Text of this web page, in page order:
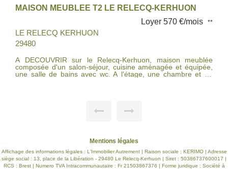
meublée
équipée,
et un
CONTEMPORAINE T6 PLOUGASTEL
Loyer 1 400 €/
PLOUGASTEL DAOULAS
NOUVEAUTE . Contemporaine PLOUGASTEL
non mitoyenne sur un jardin d'environ 670 m², salon
avec poêle à granules, une cuisine ouverte
Mentions légales
Affichage des informations légales : L'Immobilier Autrement | Raison sociale : KERIMO | Adresse
siège social : 13, place de la Libération - 29480 Le Relecq-Kerhuon | Siret : 50386737600017 |
RCS : Brest | Numero TVA Intracommunautaire : Fr 21503867376 | Forme juridique : Société à